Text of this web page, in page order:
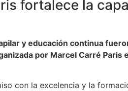
fortalece la
y educación continua
por Marcel Carré Paris
con la excelencia y la